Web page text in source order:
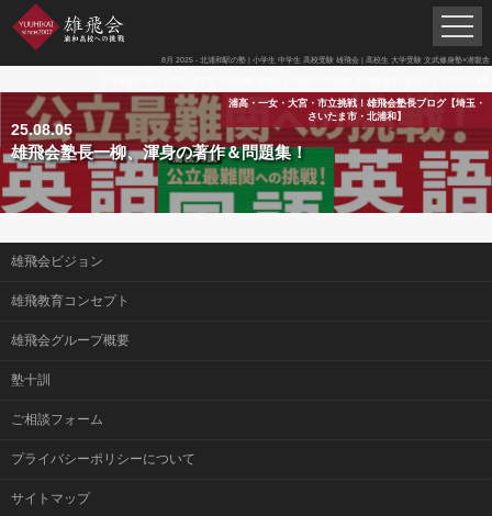
8月 2025 - 北浦和駅の塾 | 小学生 中学生 高校受験 雄飛会 | 高校生 大学受験 文武修身塾×潜龍舎
浦高・一女・大宮・市立挑戦！雄飛会塾長ブログ【埼玉・
さいたま市・北浦和】
25.08.05
雄飛会塾長一柳、渾身の著作＆問題集！
雄飛会ビジョン
雄飛教育コンセプト
雄飛会グループ概要
塾十訓
ご相談フォーム
プライバシーポリシーについて
サイトマップ